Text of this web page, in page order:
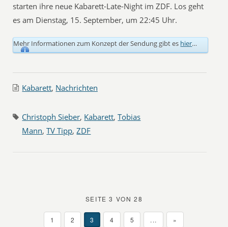
starten ihre neue Kabarett-Late-Night im ZDF. Los geht
es am Dienstag, 15. September, um 22:45 Uhr.
Mehr Informationen zum Konzept der Sendung gibt es hier…
Kabarett, Nachrichten
Christoph Sieber, Kabarett,Tobias
Mann,TV Tipp,ZDF
SEITE 3 VON 28
1 2 3 4 5 ... »